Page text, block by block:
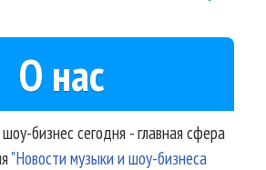
О нас
бизнес сегодня - главная сфера
"Новости музыки и шоу-бизнеса